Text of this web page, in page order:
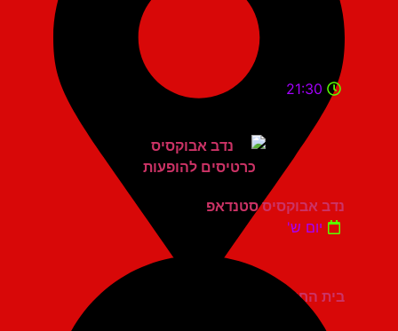
בית החייל תל אביב
21:30
נדב אבוקסיס סטנדאפ
יום ש'